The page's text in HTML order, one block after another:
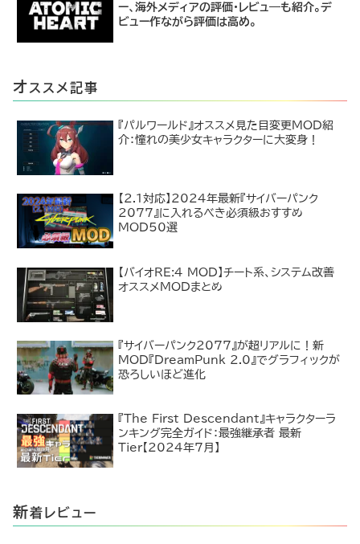
ー、海外メディアの評価・レビュ―も紹介。デ
ビュー作ながら評価は高め。
オ ススメ記事
『パルワールド』オススメ見た目変更MOD紹
介：憧れの美少女キャラクターに大変身！
【2.1対応】2024年最新『サイバーパンク
2077』に入れるべき必須級おすすめ
MOD50選
【バイオRE:4 MOD】チート系、システム改善
オススメMODまとめ
『サイバーパンク2077』が超リアルに！新
MOD『DreamPunk 2.0』でグラフィックが
恐ろしいほど進化
『The First Descendant』キャラクターラ
ンキング完全ガイド：最強継承者 最新
Tier【2024年7月】
新着レビュー